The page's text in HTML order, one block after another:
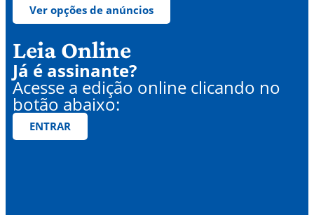
Ver opções de anúncios
Leia Online
Já é assinante?
Acesse a edição online clicando no
botão abaixo:
ENTRAR